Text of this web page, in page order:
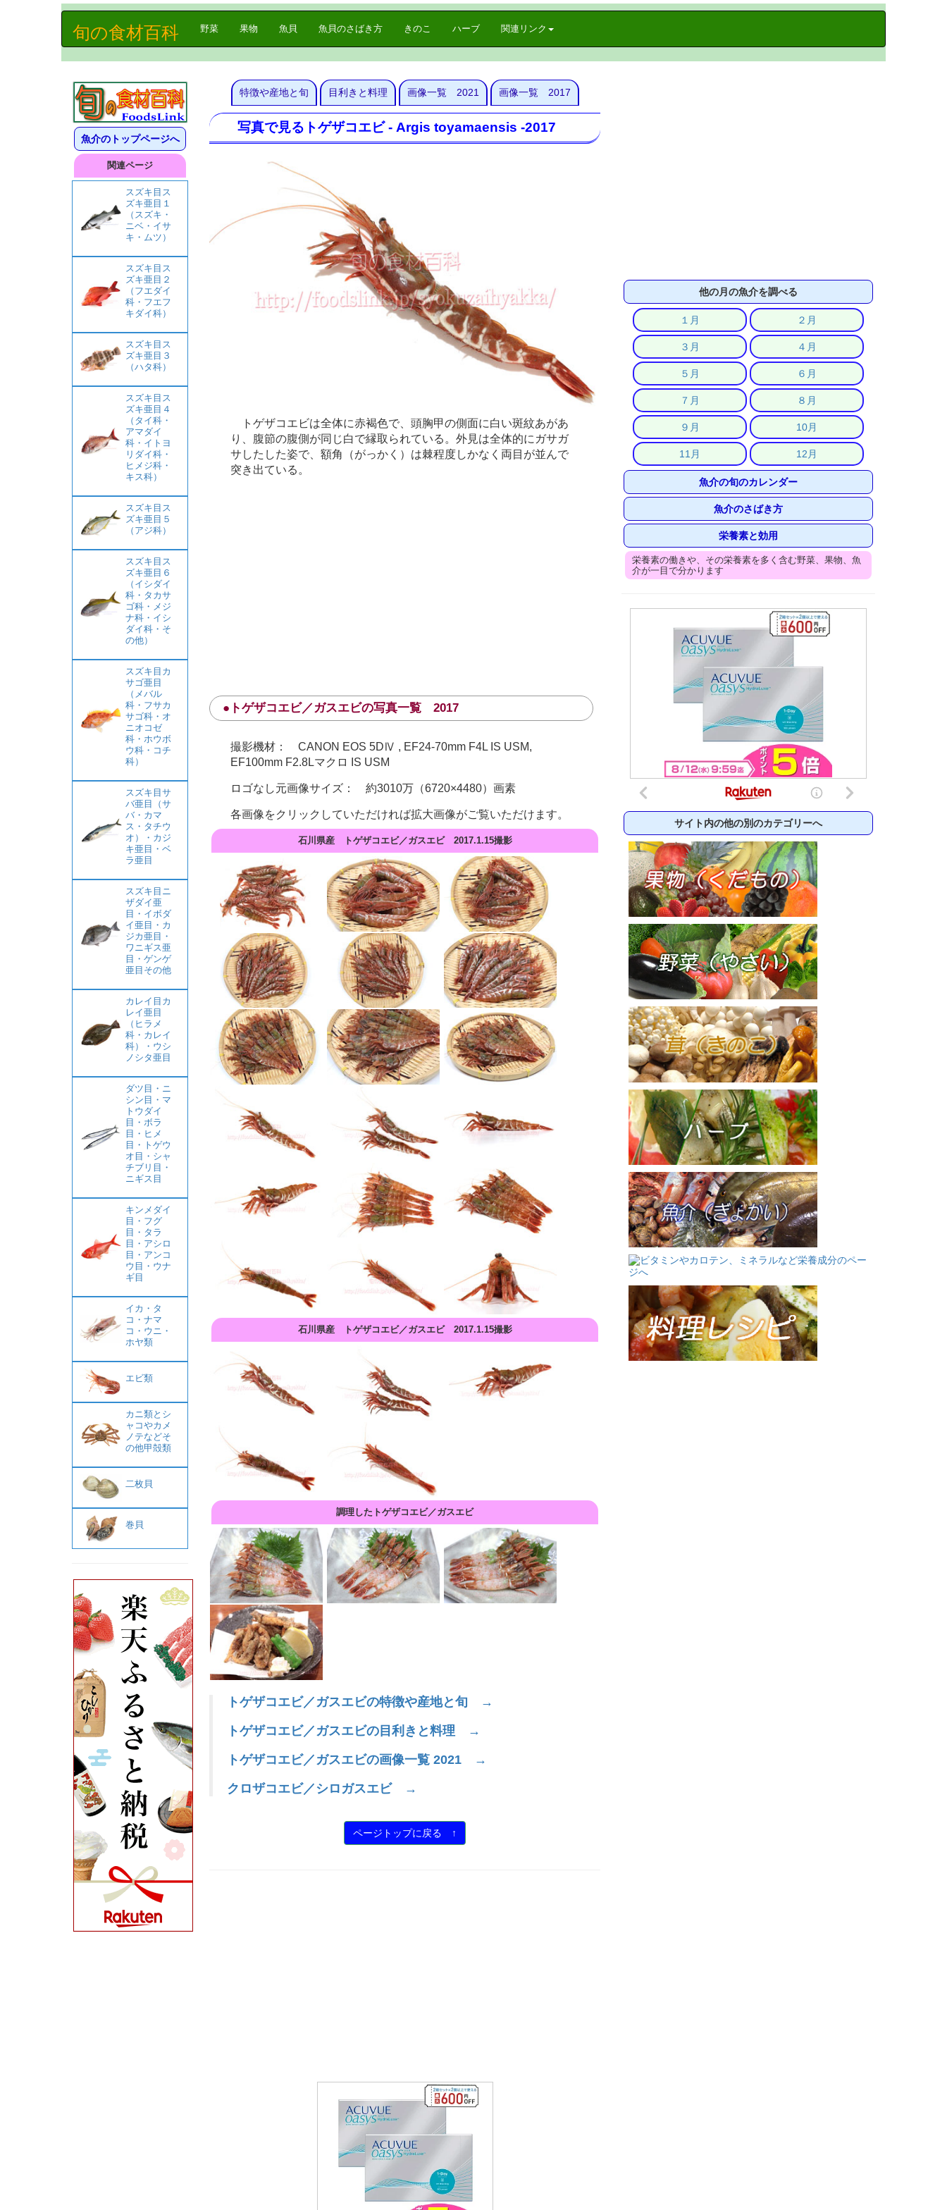
旬の食材百科 野菜(current)
果物 魚貝 魚貝のさばき方 きのこ ハーブ 関連リンク
特徴や産地と旬 目利きと料理 画像一覧 2021 画像一覧 2017
写真で見るトゲザコエビ - Argis toyamaensis -2017
トゲザコエビは全体に赤褐色で、頭胸甲の側面に白い斑紋あがあ
り、腹節の腹側が同じ白で縁取られている。外見は全体的にガサガ
サしたした姿で、額角（がっかく）は棘程度しかなく両目が並んで
突き出ている。
●トゲザコエビ／ガスエビの写真一覧 2017
撮影機材： CANON EOS 5DⅣ , EF24-70mm F4L IS USM,
EF100mm F2.8Lマクロ IS USM
ロゴなし元画像サイズ： 約3010万（6720×4480）画素
各画像をクリックしていただければ拡大画像がご覧いただけます。
石川県産 トゲザコエビ／ガスエビ 2017.1.15撮影
石川県産 トゲザコエビ／ガスエビ 2017.1.15撮影
調理したトゲザコエビ／ガスエビ
トゲザコエビ／ガスエビの特徴や産地と旬 →
トゲザコエビ／ガスエビの目利きと料理 →
トゲザコエビ／ガスエビの画像一覧 2021 →
クロザコエビ／シロガスエビ →
ページトップに戻る ↑
魚介のトップページへ
関連ページ
スズキ目ス
ズキ亜目１
（スズキ・
ニベ・イサ
キ・ムツ）
スズキ目ス
ズキ亜目２
（フエダイ
科・フエフ
キダイ科）
スズキ目ス
ズキ亜目３
（ハタ科）
スズキ目ス
ズキ亜目４
（タイ科・
アマダイ
科・イトヨ
リダイ科・
ヒメジ科・
キス科）
スズキ目ス
ズキ亜目５
（アジ科）
スズキ目ス
ズキ亜目６
（イシダイ
科・タカサ
ゴ科・メジ
ナ科・イシ
ダイ科・そ
の他）
スズキ目カ
サゴ亜目
（メバル
科・フサカ
サゴ科・オ
ニオコゼ
科・ホウボ
ウ科・コチ
科）
スズキ目サ
バ亜目（サ
バ・カマ
ス・タチウ
オ）・カジ
キ亜目・ベ
ラ亜目
スズキ目ニ
ザダイ亜
目・イボダ
イ亜目・カ
ジカ亜目・
ワニギス亜
目・ゲンゲ
亜目その他
カレイ目カ
レイ亜目
（ヒラメ
科・カレイ
科）・ウシ
ノシタ亜目
ダツ目・ニ
シン目・マ
トウダイ
目・ボラ
目・ヒメ
目・トゲウ
オ目・シャ
チブリ目・
ニギス目
キンメダイ
目・フグ
目・タラ
目・アシロ
目・アンコ
ウ目・ウナ
ギ目
イカ・タ
コ・ナマ
コ・ウニ・
ホヤ類
エビ類
カニ類とシ
ャコやカメ
ノテなどそ
の他甲殻類
二枚貝
巻貝
他の月の魚介を調べる
１月 ２月
３月 ４月
５月 ６月
７月 ８月
９月 10月
11月 12月
魚介の旬のカレンダー
魚介のさばき方
栄養素と効用
栄養素の働きや、その栄養素を多く含む野菜、果物、魚
介が一目で分かります
サイト内の他の別のカテゴリーへ